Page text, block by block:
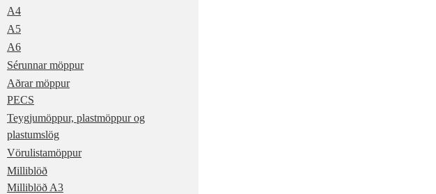
A4
A5
A6
Sérunnar möppur
Aðrar möppur
PECS
Teygjumöppur, plastmöppur og
plastumslög
Vörulistamöppur
Milliblöð
Milliblöð A3